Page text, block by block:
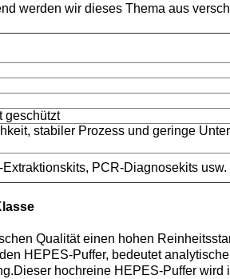
werden wir dieses Thema aus
geschützt
stabiler Prozess und geringe
PCR-Diagnosekits
Qualität einen hohen
HEPES-Puffer, bedeutet
hochreine HEPES-Puffer